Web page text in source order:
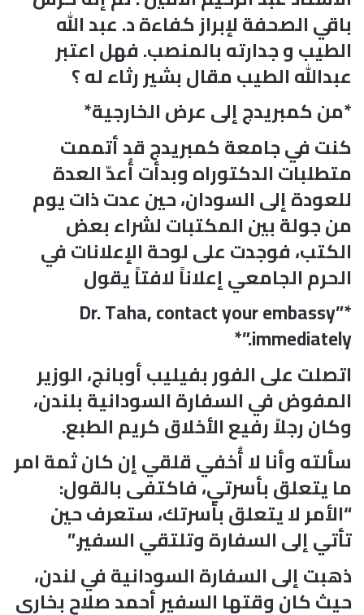
باقي الصحفة لإبراز كفاءة د. عبد الله
الطيب و جدارته بالمنصب. فهل اعتبر
عبدالله الطيب مقال بشير رثاء له ؟
*من كمبريدج إلى عرض الخارجية*
كنت في جامعة كمبريدج قد أتممت
متطلبات الدكتوراه وبدأت أُعدّ العدة
للعودة إلى السودان، حين عدت ذات يوم
من جولة بين المكتبات لشراء بعض
الكتب، فوجدت على لوحة الإعلانات في
الحرم الجامعي إعلاناً لافتاً يقول
*”Dr. Taha, contact your embassy
immediately.”*
اتصلت على الفور بفيليب أوبانج، الوزير
المفوض في السفارة السودانية بلندن،
وكان رجلاً رفيع الأخلاق كريم الطبع.
سألته وأنا لا أُخفي قلقي إن كان ثمة امر
ما يتعلق بأسرتي، فاكتفى بالقول:
“الأمر لا يتعلق بأسرتك، ستعرف حين
تأتي إلى السفارة وتلتقي السفير.”
ذهبت إلى السفارة السودانية في لندن،
حيث كان وقتها السفير أحمد صلاح بخاري